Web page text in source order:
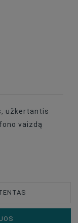
užkertantis
vaizdą